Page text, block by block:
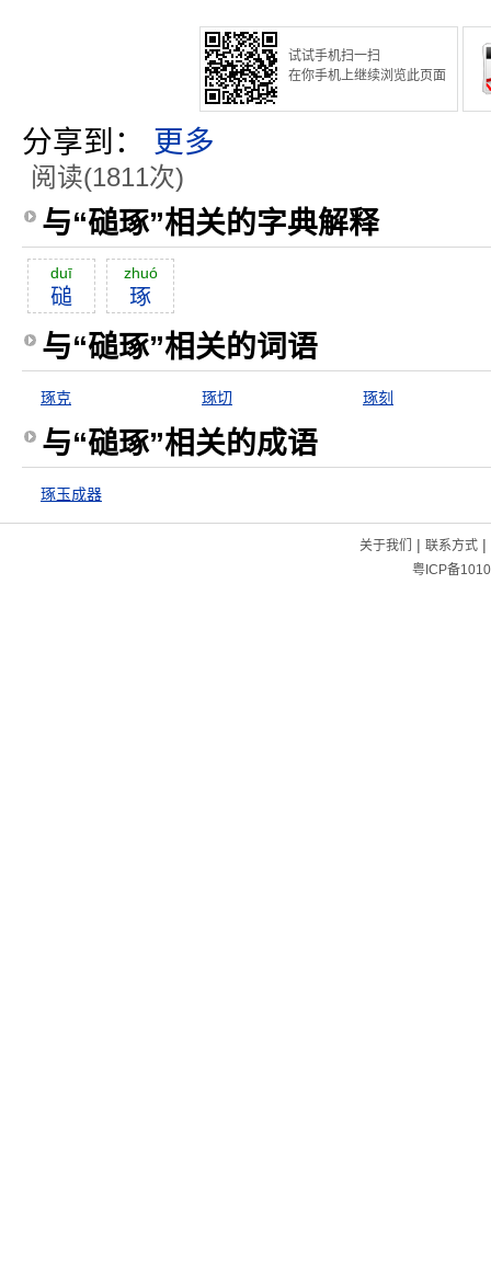
试试手机扫一扫
在你手机上继续浏览此页面
分享到： 更多
阅读(1811次)
与“磓琢”相关的字典解释
duī
磓
zhuó
琢
与“磓琢”相关的词语
琢克 琢切 琢刻
与“磓琢”相关的成语
琢玉成器
关于我们 | 联系方式|
粤ICP备